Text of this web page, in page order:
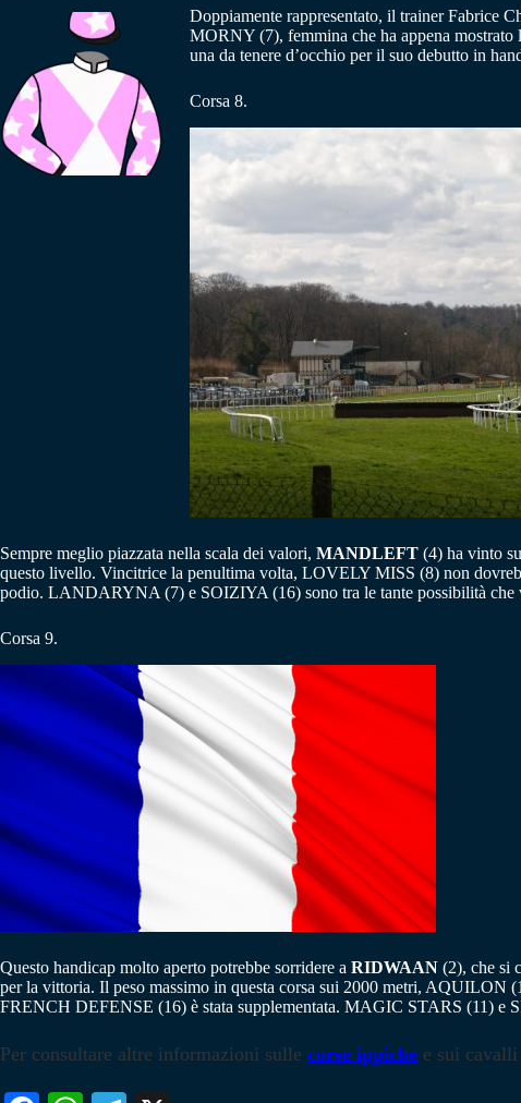
Doppiamente rappresentato, il trainer Fabrice
MORNY (7), femmina che ha appena
una da tenere d’occhio per il suo debutto in
Corsa 8.
Sempre meglio piazzata nella scala dei valori, MANDLEFT (4) ha vinto
questo livello. Vincitrice la penultima volta, LOVELY MISS (8) non
podio. LANDARYNA (7) e SOIZIYA (16) sono tra le tante possibilità che
Corsa 9.
Questo handicap molto aperto potrebbe sorridere a RIDWAAN (2), che si
per la vittoria. Il peso massimo in questa corsa sui 2000 metri, AQUILON
FRENCH DEFENSE (16) è stata supplementata. MAGIC STARS (11) e
Per consultare altre informazioni sulle corse ippiche e sui